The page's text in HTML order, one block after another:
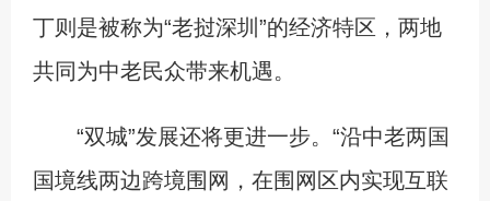
丁则是被称为“老挝深圳”的经济特区，两地
共同为中老民众带来机遇。
“双城”发展还将更进一步。“沿中老两国
国境线两边跨境围网，在围网区内实现互联